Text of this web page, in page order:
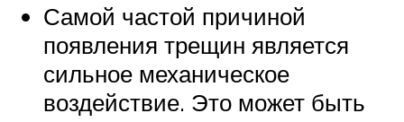
Самой частой причиной
появления трещин является
сильное механическое
воздействие. Это может быть